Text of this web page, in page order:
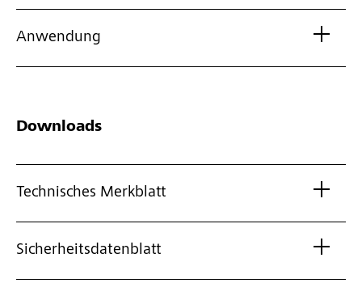
Anwendung
Downloads
Technisches Merkblatt
Sicherheitsdatenblatt